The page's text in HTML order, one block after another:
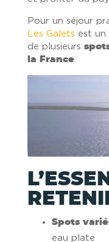
Pour un séjour
Les Galets est un
de plusieurs
la France.
Spots
eau plate